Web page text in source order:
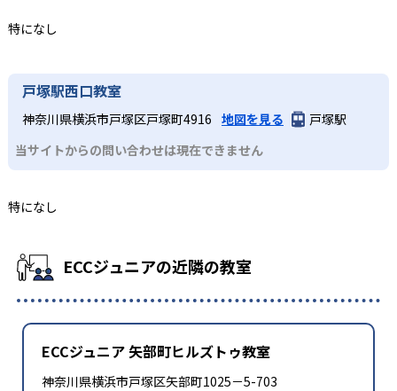
特になし
戸塚駅西口教室
神奈川県横浜市戸塚区戸塚町4916 地図を見る
戸塚駅
当サイトからの問い合わせは現在できません
特になし
ECCジュニアの近隣の教室
ECCジュニア 矢部町ヒルズトゥ教室
神奈川県横浜市戸塚区矢部町1025－5-703